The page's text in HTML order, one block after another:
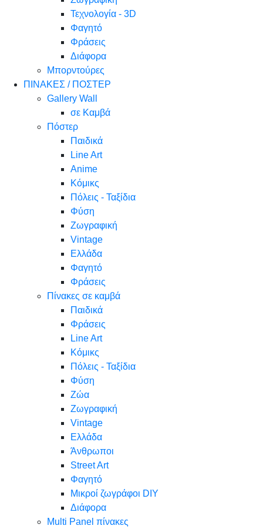
Τεχνολογία - 3D
Φαγητό
Φράσεις
Διάφορα
Μπορντούρες
ΠΙΝΑΚΕΣ / ΠΟΣΤΕΡ
Gallery Wall
σε Καμβά
Πόστερ
Παιδικά
Line Art
Anime
Κόμικς
Πόλεις - Ταξίδια
Φύση
Ζωγραφική
Vintage
Ελλάδα
Φαγητό
Φράσεις
Πίνακες σε καμβά
Παιδικά
Φράσεις
Line Art
Κόμικς
Πόλεις - Ταξίδια
Φύση
Ζώα
Ζωγραφική
Vintage
Ελλάδα
Άνθρωποι
Street Art
Φαγητό
Μικροί ζωγράφοι DIY
Διάφορα
Multi Panel πίνακες